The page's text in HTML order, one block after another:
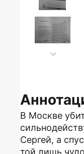
В Москве
Сергей, а
той лишь